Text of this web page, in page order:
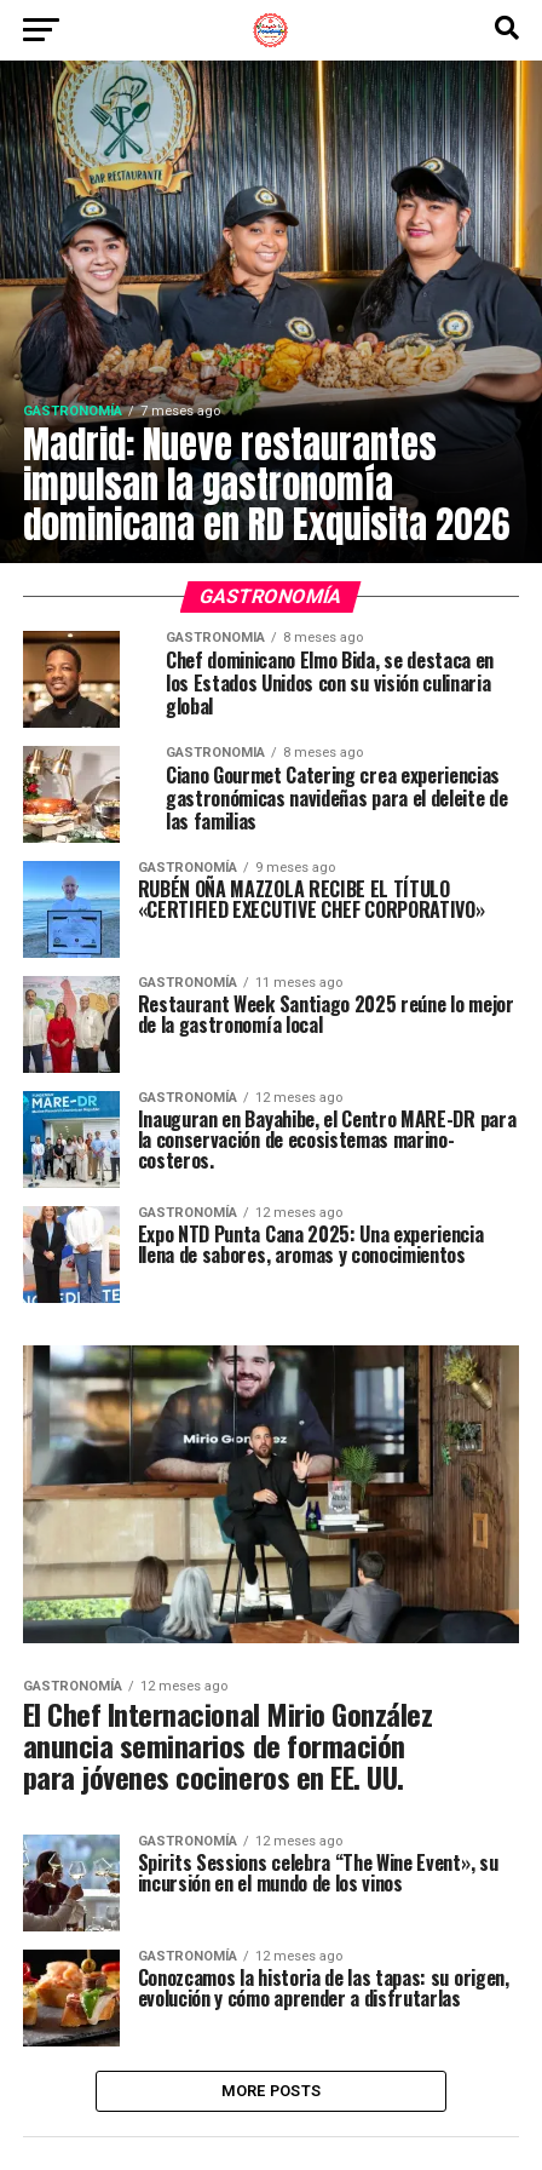
GASTRONOMÍA 7 meses ago
Madrid: Nueve restaurantes
impulsan la gastronomía
dominicana en RD Exquisita 2026
GASTRONOMÍA
GASTRONOMÍA 8 meses ago
Chef dominicano Elmo Bida, se destaca en
los Estados Unidos con su visión culinaria
global
GASTRONOMÍA 8 meses ago
Ciano Gourmet Catering crea experiencias
gastronómicas navideñas para el deleite de
las familias
GASTRONOMÍA 9 meses ago
RUBÉN OÑA MAZZOLA RECIBE EL TÍTULO
«CERTIFIED EXECUTIVE CHEF CORPORATIVO»
GASTRONOMÍA 11 meses ago
Restaurant Week Santiago 2025 reúne lo mejor
de la gastronomía local
GASTRONOMÍA 12 meses ago
Inauguran en Bayahibe, el Centro MARE-DR para
la conservación de ecosistemas marino-
costeros.
GASTRONOMÍA 12 meses ago
Expo NTD Punta Cana 2025: Una experiencia
llena de sabores, aromas y conocimientos
GASTRONOMÍA 12 meses ago
El Chef Internacional Mirio González
anuncia seminarios de formación
para jóvenes cocineros en EE. UU.
GASTRONOMÍA 12 meses ago
Spirits Sessions celebra “The Wine Event», su
incursión en el mundo de los vinos
GASTRONOMÍA 12 meses ago
Conozcamos la historia de las tapas: su origen,
evolución y cómo aprender a disfrutarlas
MORE POSTS